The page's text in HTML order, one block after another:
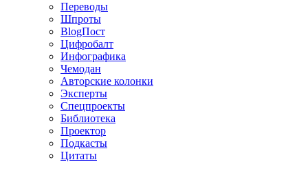
Переводы
Шпроты
BlogПост
Цифробалт
Инфографика
Чемодан
Авторские колонки
Эксперты
Спецпроекты
Библиотека
Проектор
Подкасты
Цитаты